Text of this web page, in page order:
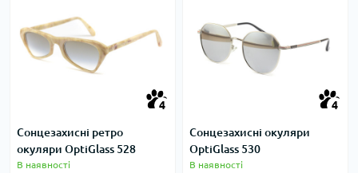
4
4
Сонцезахисні ретро
окуляри OptiGlass 528
В наявності
4
4
Сонцезахисні окуляри
OptiGlass 530
В наявності